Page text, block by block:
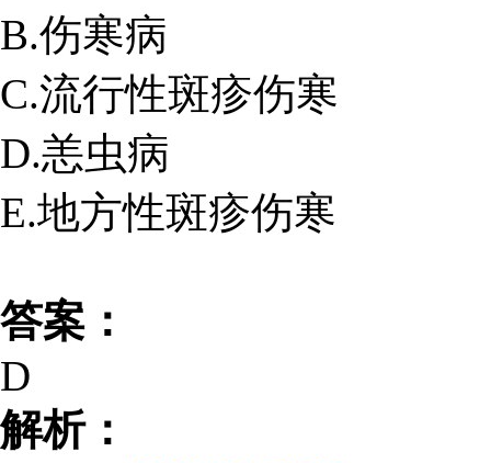
B.伤寒病
C.流行性斑疹伤寒
D.恙虫病
E.地方性斑疹伤寒
答案：
D
解析：